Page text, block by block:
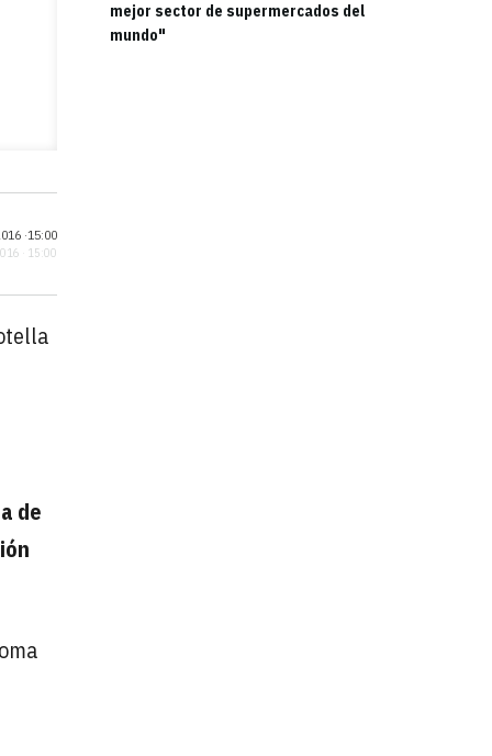
mejor sector de supermercados del
mundo"
·15:00
· 15:00
de